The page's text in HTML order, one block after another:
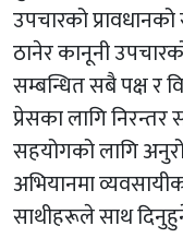
उपचारको
ठानेर कानूनी
सम्बन्धित सबै पक्ष र
प्रेसका लागि
सहयोगको लागि
अभियानमा
साथीहरूले साथ